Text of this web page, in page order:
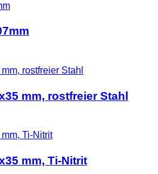
mm, rostfreier Stahl
mm, Ti-Nitrit